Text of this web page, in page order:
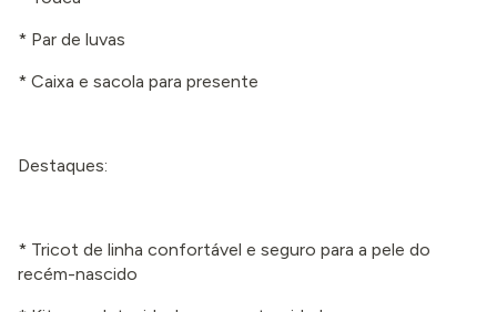
* Par de luvas
* Caixa e sacola para presente
Destaques:
* Tricot de linha confortável e seguro para a pele do
recém-nascido